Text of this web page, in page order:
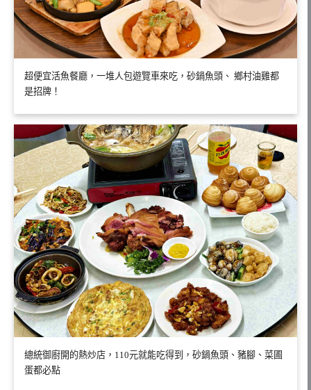
超便宜活魚餐廳，一堆人包遊覽車來吃，砂鍋魚頭、 鄉村油雞都
是招牌！
總統御廚開的熱炒店，110元就能吃得到，砂鍋魚頭、豬腳、菜圃
蛋都必點